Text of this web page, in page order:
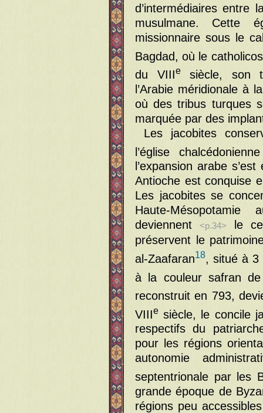
d’intermédiaires entre
musulmane. Cette
missionnaire sous le
Bagdad, où le
du VIIIesiècle, son
l’Arabie méridionale à
où des tribus turques
marquée par des
Les jacobites
l’église
l’expansion arabe
Antioche est conquise
Les jacobites se
Haute-
deviennent
<p.34>
le
préservent le
al-Zaafaran18, situé à 3
à la couleur safran
reconstruit en 793,
VIIIe siècle, le concile
respectifs du
pour les régions
autonomie
septentrionale par les
grande époque de
régions peu